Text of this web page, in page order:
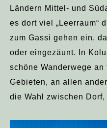
Ländern Mittel- und
es dort viel „Leerraum“
zum Gassi gehen ein,
oder eingezäunt. In
schöne Wanderwege
Gebieten, an allen
die Wahl zwischen